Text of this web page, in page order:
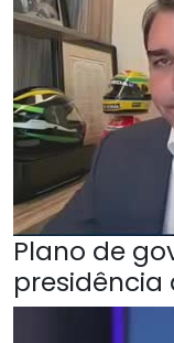
Plano de
presidência